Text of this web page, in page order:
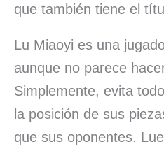
que también tiene el
Lu Miaoyi es una
aunque no parece
Simplemente, evita
la posición de sus
que sus oponentes.